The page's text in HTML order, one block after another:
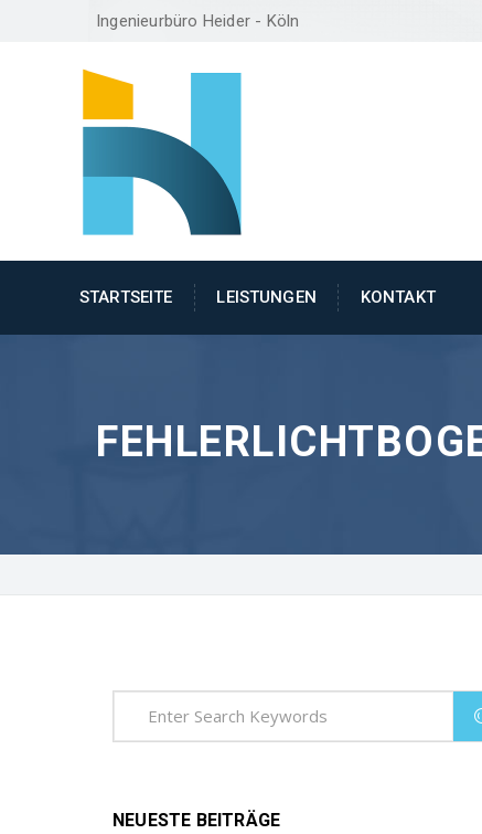
Ingenieurbüro Heider - Köln
STARTSEITE LEISTUNGEN KONTAKT
NEUESTE BEITRÄGE